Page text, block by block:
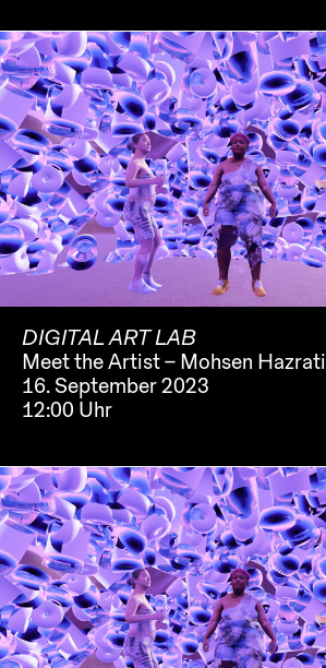
DIGITAL ART LAB
Meet the Artist – Mohsen Hazrati
16. September 2023
12:00 Uhr